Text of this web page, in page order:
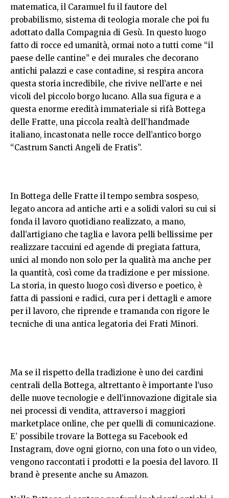
matematica, il Caramuel fu il fautore del
probabilismo, sistema di teologia morale che poi fu
adottato dalla Compagnia di Gesù. In questo luogo
fatto di rocce ed umanità, ormai noto a tutti come “il
paese delle cantine” e dei murales che decorano
antichi palazzi e case contadine, si respira ancora
questa storia incredibile, che rivive nell’arte e nei
vicoli del piccolo borgo lucano. Alla sua figura e a
questa enorme eredità immateriale si rifà Bottega
delle Fratte, una piccola realtà dell’handmade
italiano, incastonata nelle rocce dell’antico borgo
“Castrum Sancti Angeli de Fratis”.
In Bottega delle Fratte il tempo sembra sospeso,
legato ancora ad antiche arti e a solidi valori su cui si
fonda il lavoro quotidiano realizzato, a mano,
dall’artigiano che taglia e lavora pelli bellissime per
realizzare taccuini ed agende di pregiata fattura,
unici al mondo non solo per la qualità ma anche per
la quantità, così come da tradizione e per missione.
La storia, in questo luogo così diverso e poetico, è
fatta di passioni e radici, cura per i dettagli e amore
per il lavoro, che riprende e tramanda con rigore le
tecniche di una antica legatoria dei Frati Minori.
Ma se il rispetto della tradizione è uno dei cardini
centrali della Bottega, altrettanto è importante l’uso
delle nuove tecnologie e dell’innovazione digitale sia
nei processi di vendita, attraverso i maggiori
marketplace online, che per quelli di comunicazione.
E’ possibile trovare la Bottega su Facebook ed
Instagram, dove ogni giorno, con una foto o un video,
vengono raccontati i prodotti e la poesia del lavoro. Il
brand è presente anche su Amazon.